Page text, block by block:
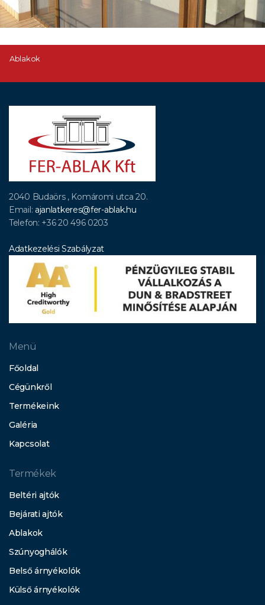
Ablakok
2040 Budaörs , Komáromi utca 20.
Email: ajanlatkeres@fer-ablak.hu
Telefon: +36 20 496 0203
Adatkezelési Szabályzat
Menü
Főoldal
Cégünkről
Termékeink
Galéria
Kapcsolat
Termékek
Beltéri ajtók
Bejárati ajtók
Ablakok
Szúnyoghálók
Belső árnyékolók
Külső árnyékolók